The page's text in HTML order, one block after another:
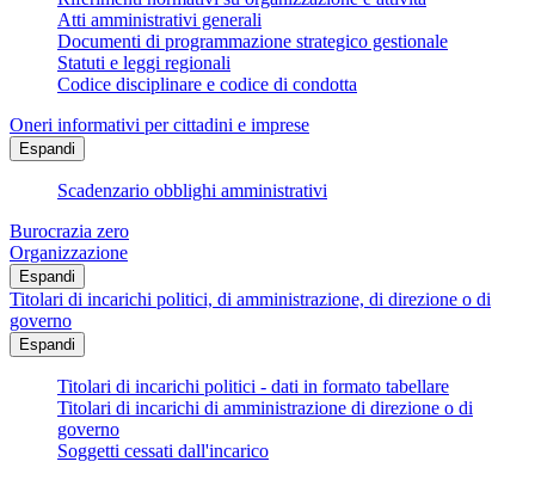
Atti amministrativi generali
Documenti di programmazione strategico gestionale
Statuti e leggi regionali
Codice disciplinare e codice di condotta
Oneri informativi per cittadini e imprese
Espandi
Scadenzario obblighi amministrativi
Burocrazia zero
Organizzazione
Espandi
Titolari di incarichi politici, di amministrazione, di direzione o di
governo
Espandi
Titolari di incarichi politici - dati in formato tabellare
Titolari di incarichi di amministrazione di direzione o di
governo
Soggetti cessati dall'incarico